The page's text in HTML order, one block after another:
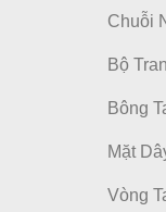
Chuỗi
Bộ
Bông
Mặt
Vòng